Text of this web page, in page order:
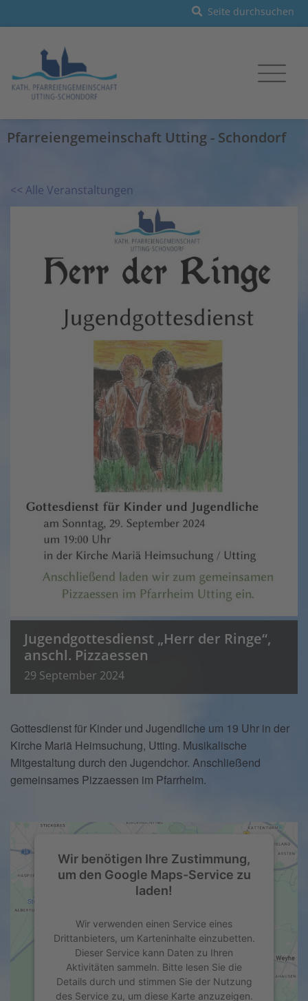
Pfarreiengemeinschaft Utting - Schondorf
<< Alle Veranstaltungen
Jugendgottesdienst „Herr der Ringe“,
anschl. Pizzaessen
29 September 2024
Gottesdienst für Kinder und Jugendliche um 19 Uhr in der
Kirche Mariä Heimsuchung, Utting. Musikalische
Mitgestaltung durch den Jugendchor. Anschließend
gemeinsames Pizzaessen im Pfarrheim.
Wir benötigen Ihre Zustimmung,
um den Google Maps-Service zu
laden!
Wir verwenden einen Service eines
Drittanbieters, um Karteninhalte einzubetten.
Dieser Service kann Daten zu Ihren
Aktivitäten sammeln. Bitte lesen Sie die
Details durch und stimmen Sie der Nutzung
des Service zu, um diese Karte anzuzeigen.